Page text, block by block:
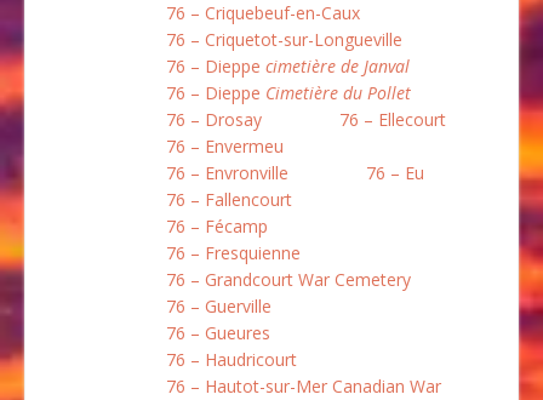
76 – Criquebeuf-en-Caux
76 – Criquetot-sur-Longueville
76 – Dieppe cimetière de Janval
76 – Dieppe Cimetière du Pollet
76 – Drosay
76 – Ellecourt
76 – Envermeu
76 – Envronville
76 – Eu
76 – Fallencourt
76 – Fécamp
76 – Fresquienne
76 – Grandcourt War Cemetery
76 – Guerville
76 – Gueures
76 – Haudricourt
76 – Hautot-sur-Mer Canadian War